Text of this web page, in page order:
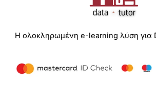
Η ολοκληρωμένη e-learning λύση για